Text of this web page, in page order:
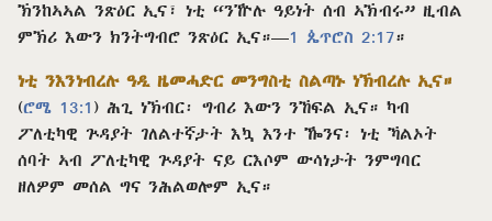
ኽንከኣኣል ንጽዕር ኢና፣ ነቲ “ንዅሉ ዓይነት ሰብ ኣኽብሩ” ዚብል
ምኽሪ እውን ክንትግብሮ ንጽዕር ኢና።—1 ጴጥሮስ 2:17።
ነቲ ንእንነብረሉ ዓዲ ዜመሓድር መንግስቲ ስልጣኑ ነኽብረሉ ኢና።
(ሮሜ 13:1 ) ሕጊ ነኽብር፡ ግብሪ እውን ንኸፍል ኢና። ካብ
ፖለቲካዊ ጕዳያት ገለልተኛታት እኳ እንተ ዀንና፡ ነቲ ኻልኦት
ሰባት ኣብ ፖለቲካዊ ጕዳያት ናይ ርእሶም ውሳነታት ንምግባር
ዘለዎም መሰል ግና ንሕልወሎም ኢና።